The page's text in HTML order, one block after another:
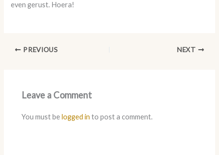
even gerust. Hoera!
PREVIOUS NEXT
Leave a Comment
You must belogged in to post a comment.